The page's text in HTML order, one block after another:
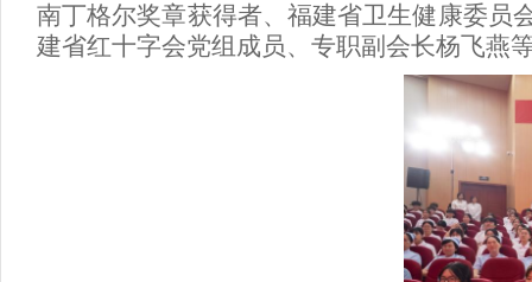
南丁格尔奖章获得者、福建省卫生健康委员
建省红十字会党组成员、专职副会长杨飞燕